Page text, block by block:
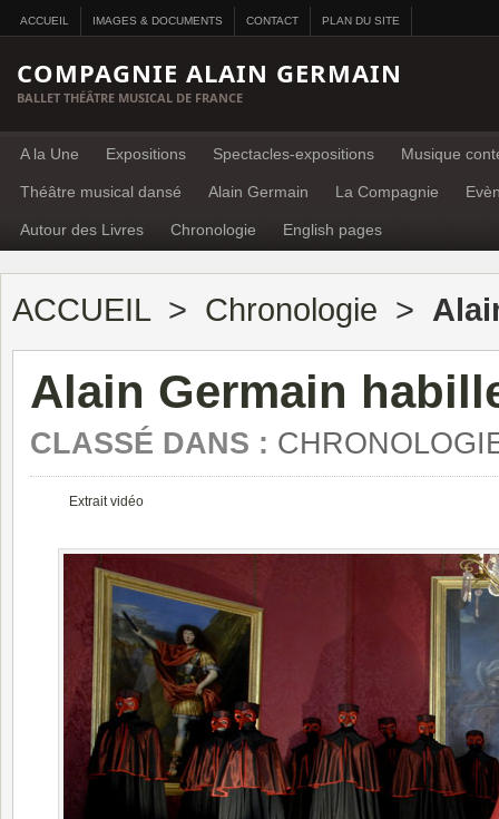
ACCUEIL IMAGES & DOCUMENTS CONTACT PLAN DU SITE
COMPAGNIE ALAIN GERMAIN
BALLET THÉÂTRE MUSICAL DE FRANCE
A la Une Expositions Spectacles-expositions Musique
Théâtre musical dansé Alain Germain La Compagnie
Autour des Livres Chronologie English pages
ACCUEIL> Chronologie >
Alain Germain
CLASSÉ DANS :
Extrait vidéo